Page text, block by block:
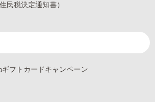
民税決定通知書）
ギフトカードキャンペーン